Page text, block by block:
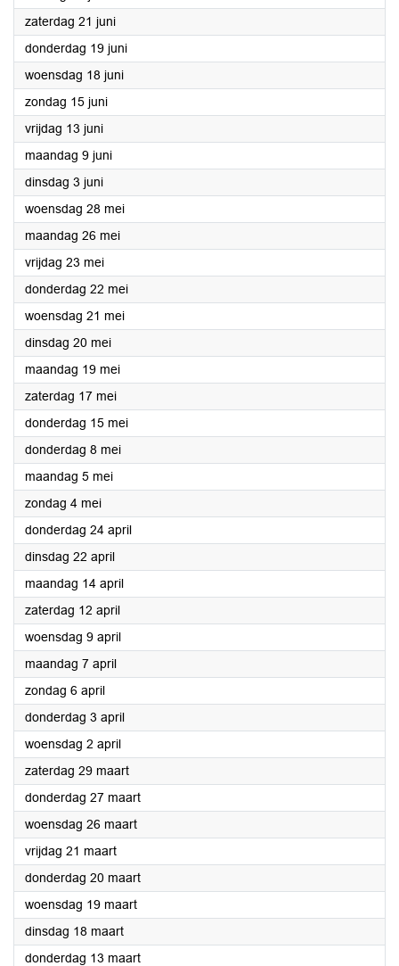
zaterdag 21 juni2025
donderdag 19 juni2025
woensdag 18 juni2025
zondag 15 juni2025
vrijdag 13 juni2025
maandag 9 juni2025
dinsdag 3 juni2025
woensdag 28 mei2025
maandag 26 mei2025
vrijdag 23 mei2025
donderdag 22 mei2025
woensdag 21 mei2025
dinsdag 20 mei2025
maandag 19 mei2025
zaterdag 17 mei2025
donderdag 15 mei2025
donderdag 8 mei2025
maandag 5 mei2025
zondag 4 mei2025
donderdag 24 april2025
dinsdag 22 april2025
maandag 14 april2025
zaterdag 12 april2025
woensdag 9 april2025
maandag 7 april2025
zondag 6 april2025
donderdag 3 april2025
woensdag 2 april2025
zaterdag 29 maart2025
donderdag 27 maart2025
woensdag 26 maart2025
vrijdag 21 maart2025
donderdag 20 maart2025
woensdag 19 maart2025
dinsdag 18 maart2025
donderdag 13 maart2025